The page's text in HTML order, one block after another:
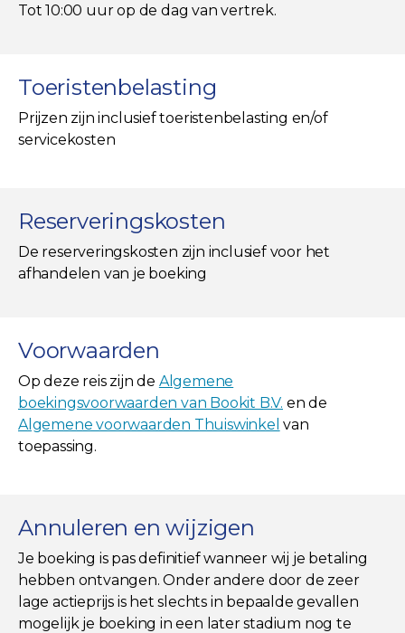
Tot 10:00 uur op de dag van vertrek.
Toeristenbelasting
Prijzen zijn inclusief toeristenbelasting en/of
servicekosten
Reserveringskosten
De reserveringskosten zijn inclusief voor het
afhandelen van je boeking
Voorwaarden
Op deze reis zijn de Algemene
boekingsvoorwaarden van Bookit B.V. en de
Algemene voorwaarden Thuiswinkel van
toepassing.
Annuleren en wijzigen
Je boeking is pas definitief wanneer wij je betaling
hebben ontvangen. Onder andere door de zeer
lage actieprijs is het slechts in bepaalde gevallen
mogelijk je boeking in een later stadium nog te